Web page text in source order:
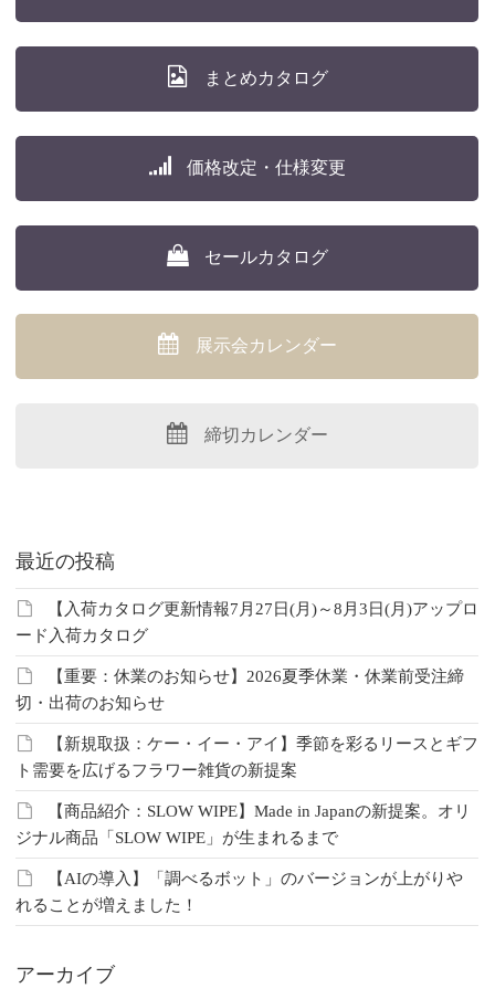
まとめカタログ
価格改定・仕様変更
セールカタログ
展示会カレンダー
締切カレンダー
最近の投稿
【入荷カタログ更新情報7月27日(月)～8月3日(月)アップロ
ード入荷カタログ
【重要：休業のお知らせ】2026夏季休業・休業前受注締
切・出荷のお知らせ
【新規取扱：ケー・イー・アイ】季節を彩るリースとギフ
ト需要を広げるフラワー雑貨の新提案
【商品紹介：SLOW WIPE】Made in Japanの新提案。オリ
ジナル商品「SLOW WIPE」が生まれるまで
【AIの導入】「調べるボット」のバージョンが上がりや
れることが増えました！
アーカイブ